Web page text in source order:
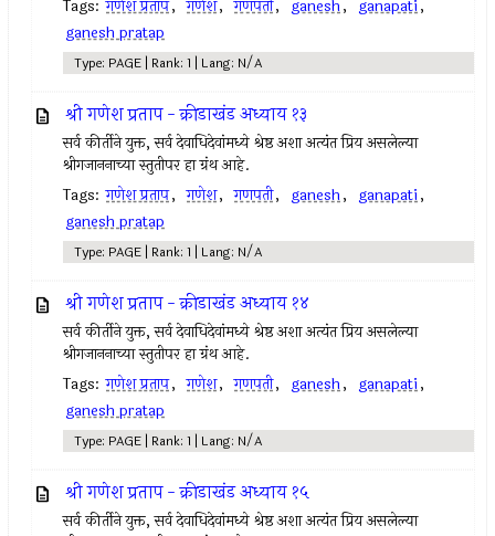
Tags: गणेश प्रताप, गणेश, गणपती, ganesh, ganapati,
ganesh pratap
Type: PAGE | Rank: 1 | Lang: N/A
श्री गणेश प्रताप - क्रीडाखंड अध्याय १३
सर्व कीर्तीने युक्त, सर्व देवाधिदेवांमध्ये श्रेष्ठ अशा अत्यंत प्रिय असलेल्या
श्रीगजाननाच्या स्तुतीपर हा ग्रंथ आहे.
Tags: गणेश प्रताप, गणेश, गणपती, ganesh, ganapati,
ganesh pratap
Type: PAGE | Rank: 1 | Lang: N/A
श्री गणेश प्रताप - क्रीडाखंड अध्याय १४
सर्व कीर्तीने युक्त, सर्व देवाधिदेवांमध्ये श्रेष्ठ अशा अत्यंत प्रिय असलेल्या
श्रीगजाननाच्या स्तुतीपर हा ग्रंथ आहे.
Tags: गणेश प्रताप, गणेश, गणपती, ganesh, ganapati,
ganesh pratap
Type: PAGE | Rank: 1 | Lang: N/A
श्री गणेश प्रताप - क्रीडाखंड अध्याय १५
सर्व कीर्तीने युक्त, सर्व देवाधिदेवांमध्ये श्रेष्ठ अशा अत्यंत प्रिय असलेल्या